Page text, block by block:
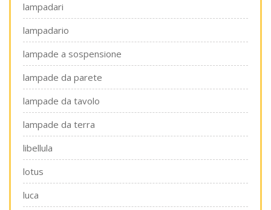
lampadari
lampadario
lampade a sospensione
lampade da parete
lampade da tavolo
lampade da terra
libellula
lotus
luca